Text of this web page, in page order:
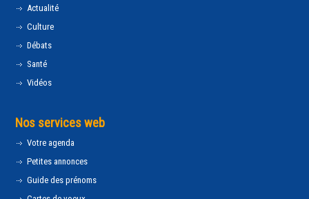
Actualité
Culture
Débats
Santé
Vidéos
Nos services web
Votre agenda
Petites annonces
Guide des prénoms